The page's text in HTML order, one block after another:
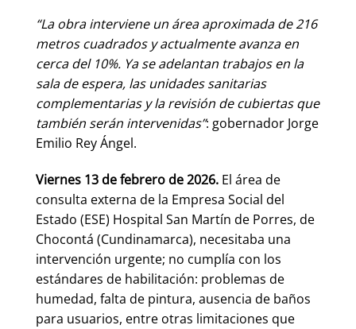
“La obra interviene un área aproximada de 216
metros cuadrados y actualmente avanza en
cerca del 10%. Ya se adelantan trabajos en la
sala de espera, las unidades sanitarias
complementarias y la revisión de cubiertas que
también serán intervenidas”: gobernador Jorge
Emilio Rey Ángel.
Viernes 13 de febrero de 2026. El área de
consulta externa de la Empresa Social del
Estado (ESE) Hospital San Martín de Porres, de
Chocontá (Cundinamarca), necesitaba una
intervención urgente; no cumplía con los
estándares de habilitación: problemas de
humedad, falta de pintura, ausencia de baños
para usuarios, entre otras limitaciones que